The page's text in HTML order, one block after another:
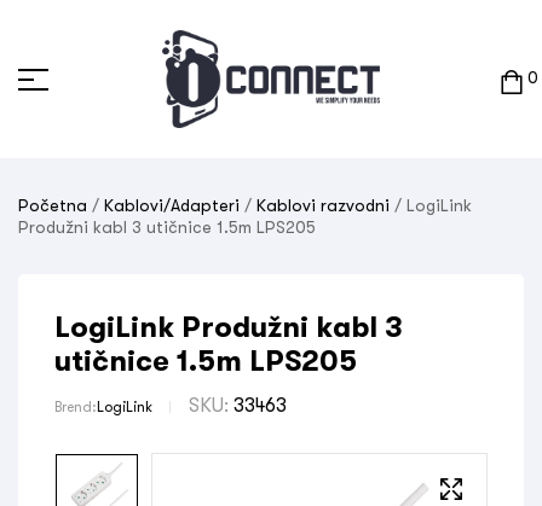
0
Početna / Kablovi/Adapteri / Kablovi razvodni / LogiLink
Produžni kabl 3 utičnice 1.5m LPS205
LogiLink Produžni kabl 3
utičnice 1.5m LPS205
Brend: LogiLink SKU: 33463